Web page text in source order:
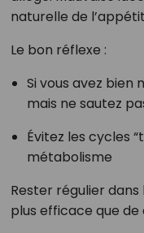
naturelle de
Le bon réflexe :
Si vous avez bien
mais ne sautez
Évitez les cycles
métabolisme
Rester régulier
plus efficace que